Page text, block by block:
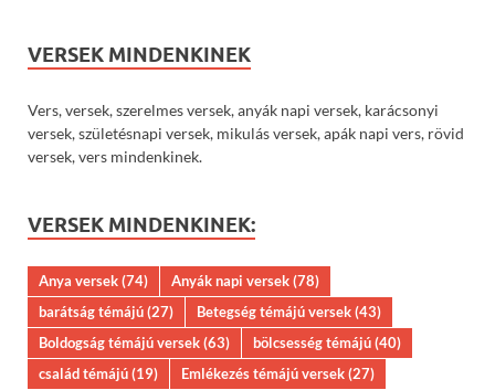
VERSEK MINDENKINEK
Vers, versek, szerelmes versek, anyák napi versek, karácsonyi
versek, születésnapi versek, mikulás versek, apák napi vers, rövid
versek, vers mindenkinek.
VERSEK MINDENKINEK:
Anya versek(74) Anyák napi versek(78)
barátság témájú(27) Betegség témájú versek(43)
Boldogság témájú versek(63) bölcsesség témájú(40)
család témájú(19) Emlékezés témájú versek(27)